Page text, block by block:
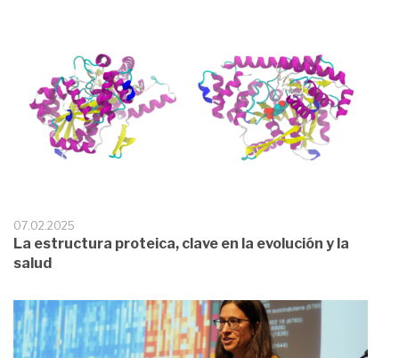
07.02.2025
La estructura proteica, clave en la evolución y la
salud